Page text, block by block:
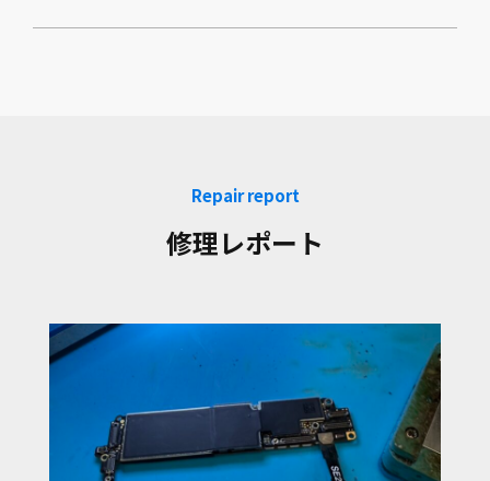
Repair report
修理レポート